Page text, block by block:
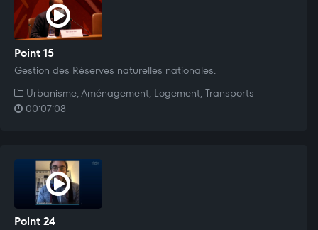
Point 15
Gestion des Réserves naturelles nationales.
Urbanisme, Aménagement, Logement, Transports
00:07:08
Point 24